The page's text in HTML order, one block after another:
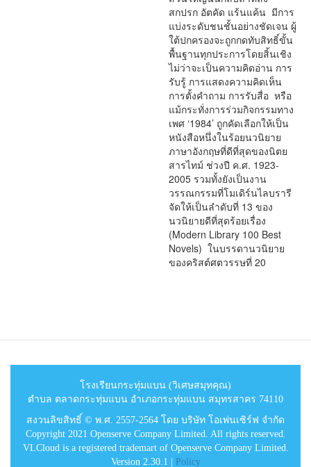
สกปรก อัตคัด แร้นแค้น มีการ
แบ่งระดับชนชั้นอย่างชัดเจน ผู้
ใต้ปกครองจะถูกกดทับสิทธิ์ขั้น
พื้นฐานทุกประการโดยสิ้นเชิง
ไม่ว่าจะเป็นความคิดอ่าน การ
รับรู้ การแสดงความคิดเห็น
การตั้งคำถาม การรับสื่อ หรือ
แม้กระทั่งการร่วมกิจกรรมทาง
เพศ ‘1984’ ถูกคัดเลือกให้เป็น
หนังสือหนึ่งในร้อยนวนิยาย
ภาษาอังกฤษที่ดีที่สุดของนิตย
สารไทม์ ช่วงปี ค.ศ. 1923-
2005 รวมทั้งยังเป็นงาน
วรรณกรรมที่โมเดิร์นไลบรารี
จัดให้เป็นลำดับที่ 13 ของ
นวนิยายดีที่สุดร้อยเรื่อง
(Modern Library 100 Best
Novels) ในบรรดานวนิยาย
ของคริสต์ศตวรรษที่ 20
โรงเรียนกระทุ่มแบน (วิเศษสมุทคุณ)
ตำบล ตลาดกระทุ่มแบน อำเภอกระทุ่มแบน สมุทรสาคร 74110
สงวนลิขสิทธิ์ © พ.ศ. 2557-2564 โดย บริษัท โอเพ่นเซิร์ฟ จำกัด
Copyright 2021 Openserve Company Limited. All rights reserved.
VLCloud is a registered trademart of Openserve Company Limited.
Version 2.30.1 |
Policy